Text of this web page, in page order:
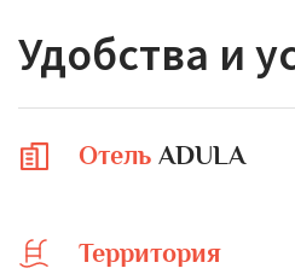
Удобства и
Отель ADULA
Территория